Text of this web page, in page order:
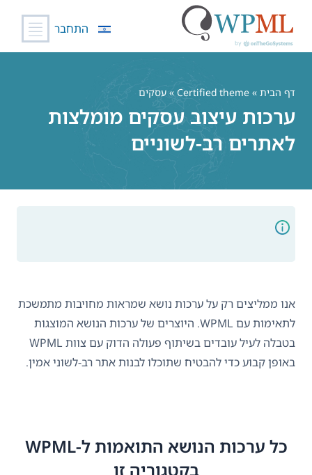
התחבר
דף הבית »
Certified theme » עסקים
ערכות עיצוב עסקים מומלצות
לאתרים רב-לשוניים
אנו ממליצים רק על ערכות נושא שמראות מחויבות מתמשכת
לתאימות עם WPML. היוצרים של ערכות הנושא המוצגות
בטבלה לעיל עובדים בשיתוף פעולה הדוק עם צוות WPML
באופן קבוע כדי להבטיח שתוכלו לבנות אתר רב-לשוני אמין.
כל ערכות הנושא התואמות ל-WPML
בקטגוריה זו